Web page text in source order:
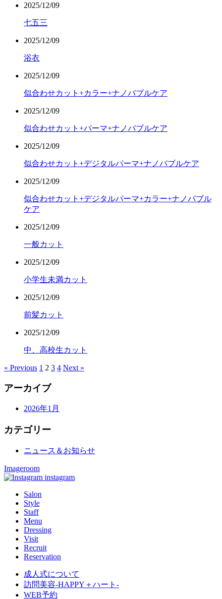
2025/12/09
七五三
2025/12/09
浴衣
2025/12/09
似合わせカット+カラー+ナノバブルケア
2025/12/09
似合わせカット+パーマ+ナノバブルケア
2025/12/09
似合わせカット+デジタルパーマ+ナノバブルケア
2025/12/09
似合わせカット+デジタルパーマ+カラー+ナノバブル
ケア
2025/12/09
一般カット
2025/12/09
小学生未満カット
2025/12/09
前髪カット
2025/12/09
中、高校生カット
« Previous 1 2 3 4 Next »
アーカイブ
2026年1月
カテゴリー
ニュース＆お知らせ
Imageroom
instagram
Salon
Style
Staff
Menu
Dressing
Visit
Recruit
Reservation
成人式について
訪問美容-HAPPY＋ハート-
WEB予約